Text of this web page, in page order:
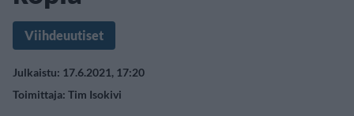
Viihdeuutiset
Julkaistu: 17.6.2021, 17:20
Toimittaja: Tim Isokivi